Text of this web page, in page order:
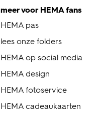
meer voor HEMA fans
HEMA pas
lees onze folders
HEMA op social media
HEMA design
HEMA fotoservice
HEMA cadeaukaarten